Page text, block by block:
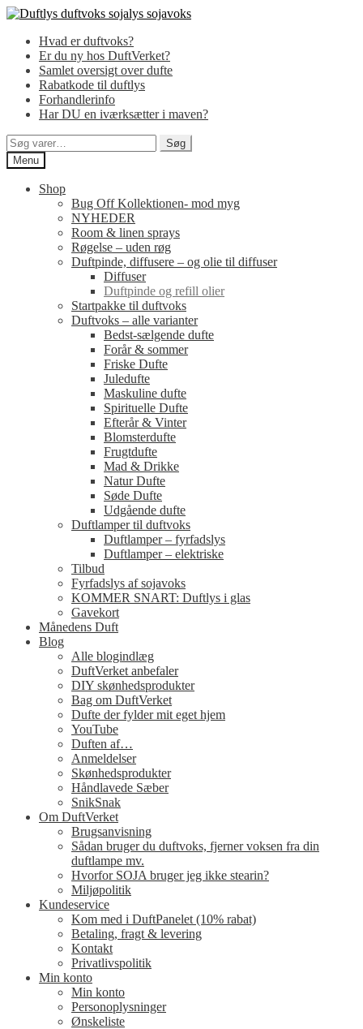
Spring
navigation
Spring
indholdHvad er duftvoks?
Er du ny hos DuftVerket?
Samlet oversigt over dufte
Rabatkode til duftlys
Forhandlerinfo
Har DU en iværksætter i maven?
Søg
efter:
Søg
Menu
Shop
Bug Off Kollektionen- mod myg
NYHEDER
Room & linen sprays
Røgelse – uden røg
Duftpinde, diffusere – og olie til diffuser
Diffuser
Duftpinde og refill olier
Startpakke til duftvoks
Duftvoks – alle varianter
Bedst-sælgende dufte
Forår & sommer
Friske Dufte
Juledufte
Maskuline dufte
Spirituelle Dufte
Efterår & Vinter
Blomsterdufte
Frugtdufte
Mad & Drikke
Natur Dufte
Søde Dufte
Udgående dufte
Duftlamper til duftvoks
Duftlamper – fyrfadslys
Duftlamper – elektriske
Tilbud
Fyrfadslys af sojavoks
KOMMER SNART: Duftlys i glas
Gavekort
Månedens Duft
Blog
Alle blogindlæg
DuftVerket anbefaler
DIY skønhedsprodukter
Bag om DuftVerket
Dufte der fylder mit eget hjem
YouTube
Duften af…
Anmeldelser
Skønhedsprodukter
Håndlavede Sæber
SnikSnak
Om DuftVerket
Brugsanvisning
Sådan bruger du duftvoks, fjerner voksen fra din
duftlampe mv.
Hvorfor SOJA bruger jeg ikke stearin?
Miljøpolitik
Kundeservice
Kom med i DuftPanelet (10% rabat)
Betaling, fragt & levering
Kontakt
Privatlivspolitik
Min konto
Min konto
Personoplysninger
Ønskeliste